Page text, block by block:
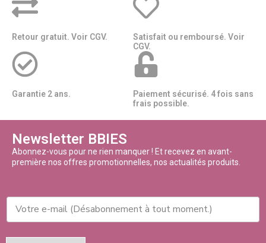
Retour gratuit. Voir CGV.
Satisfait ou remboursé. Voir
CGV.
Garantie 2 ans.
Paiement sécurisé. 4 fois sans
frais possible.
Newsletter BBIES
Abonnez-vous pour ne rien manquer ! Et recevez en avant-
première nos offres promotionnelles, nos actualités produits.